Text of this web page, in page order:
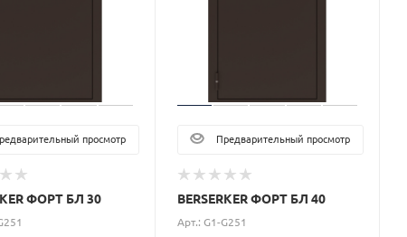
просмотр
ФОРТ БЛ 30
Предварительный просмотр
BERSERKER ФОРТ БЛ 40
Арт.: G1-G251